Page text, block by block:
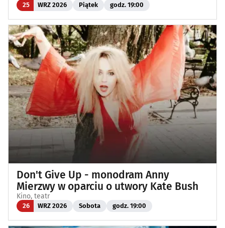
25 WRZ 2026 Piątek godz. 19:00
Don't Give Up - monodram Anny
Mierzwy w oparciu o utwory Kate Bush
Kino, teatr
26 WRZ 2026 Sobota godz. 19:00